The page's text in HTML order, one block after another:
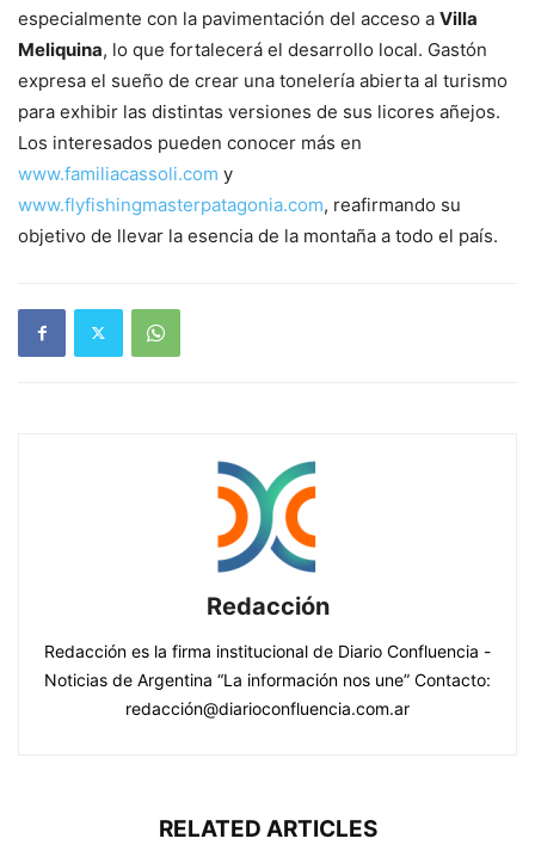
especialmente con la pavimentación del acceso a Villa
Meliquina, lo que fortalecerá el desarrollo local. Gastón
expresa el sueño de crear una tonelería abierta al turismo
para exhibir las distintas versiones de sus licores añejos.
Los interesados pueden conocer más en
www.familiacassoli.com y
www.flyfishingmasterpatagonia.com, reafirmando su
objetivo de llevar la esencia de la montaña a todo el país.
Redacción
Redacción es la firma institucional de Diario Confluencia -
Noticias de Argentina “La información nos une” Contacto:
redacción@diarioconfluencia.com.ar
RELATED ARTICLES